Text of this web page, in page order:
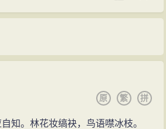
拼
繁
原
知。林花妆缟袂，鸟语噤冰枝。